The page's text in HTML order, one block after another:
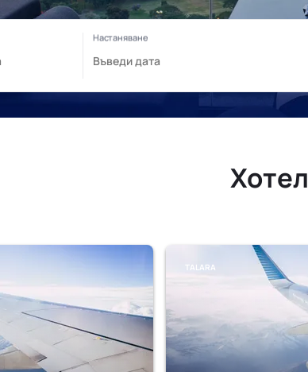
TALARA